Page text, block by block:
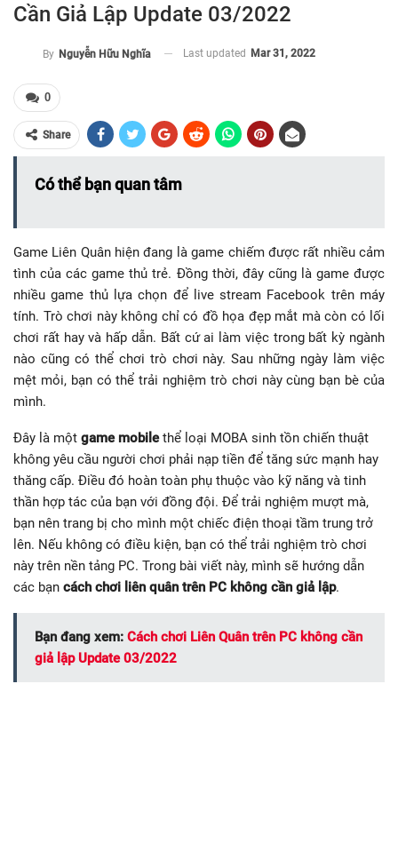
Cần Giả Lập Update 03/2022
By Nguyễn Hữu Nghĩa Last updated Mar 31, 2022
0
Share
Có thể bạn quan tâm
Game Liên Quân hiện đang là game chiếm được rất nhiều cảm
tình của các game thủ trẻ. Đồng thời, đây cũng là game được
nhiều game thủ lựa chọn để live stream Facebook trên máy
tính. Trò chơi này không chỉ có đồ họa đẹp mắt mà còn có lối
chơi rất hay và hấp dẫn. Bất cứ ai làm việc trong bất kỳ ngành
nào cũng có thể chơi trò chơi này. Sau những ngày làm việc
mệt mỏi, bạn có thể trải nghiệm trò chơi này cùng bạn bè của
mình.
Đây là một game mobilethể loại MOBA sinh tồn chiến thuật
không yêu cầu người chơi phải nạp tiền để tăng sức mạnh hay
thăng cấp. Điều đó hoàn toàn phụ thuộc vào kỹ năng và tinh
thần hợp tác của bạn với đồng đội. Để trải nghiệm mượt mà,
bạn nên trang bị cho mình một chiếc điện thoại tầm trung trở
lên. Nếu không có điều kiện, bạn có thể trải nghiệm trò chơi
này trên nền tảng PC. Trong bài viết này, mình sẽ hướng dẫn
các bạn cách chơi liên quân trên PC không cần giả lập.
Bạn đang xem: Cách chơi Liên Quân trên PC không cần
giả lập Update 03/2022